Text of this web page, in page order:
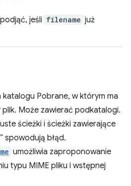
jeśli filename już
katalogu Pobrane, w którym ma
Może zawierać podkatalogi.
ścieżki i ścieżki zawierające
spowodują błąd.
umożliwia zaproponowanie
typu MIME pliku i wstępnej